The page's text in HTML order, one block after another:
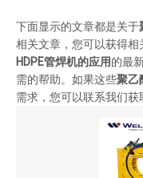
下面显示的文章都是关于
相关文章，您可以获得
HDPE管焊机的应用的最
需的帮助。如果这些聚乙
需求，您可以联系我们获